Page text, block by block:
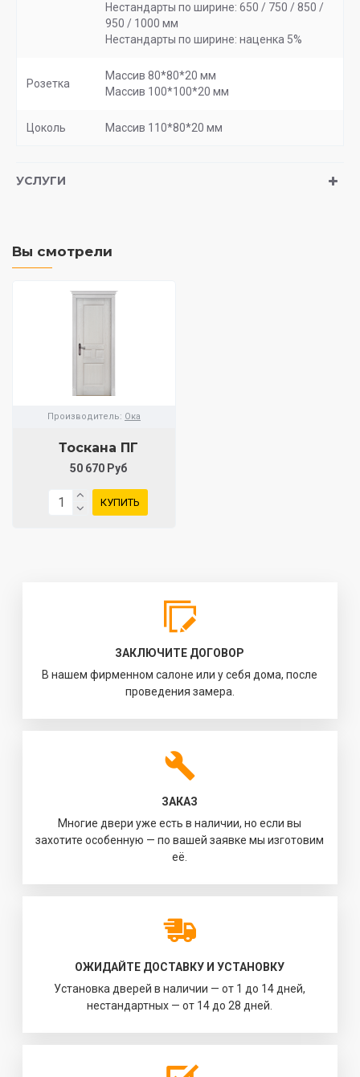
Нестандарты по ширине: 650 / 750 / 850 /
950 / 1000 мм
Нестандарты по ширине: наценка 5%
Розетка
Массив 80*80*20 мм
Массив 100*100*20 мм
Цоколь Массив 110*80*20 мм
УСЛУГИ
Вы смотрели
Производитель: Ока
Тоскана ПГ
50 670 Руб
КУПИТЬ
ЗАКЛЮЧИТЕ ДОГОВОР
В нашем фирменном салоне или у себя дома, после
проведения замера.
ЗАКАЗ
Многие двери уже есть в наличии, но если вы
захотите особенную — по вашей заявке мы изготовим
её.
ОЖИДАЙТЕ ДОСТАВКУ И УСТАНОВКУ
Установка дверей в наличии — от 1 до 14 дней,
нестандартных — от 14 до 28 дней.